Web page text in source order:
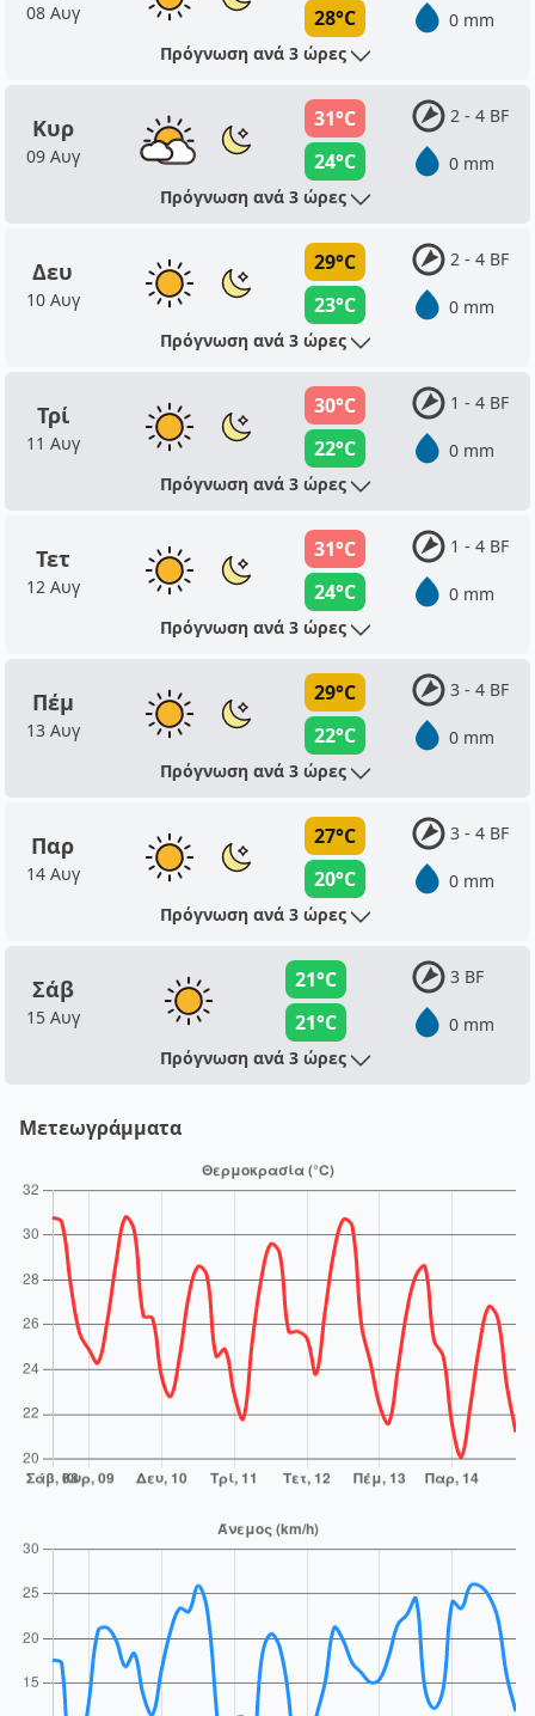
08 Αυγ
28°C
0 mm
Πρόγνωση ανά 3 ώρες
Κυρ
09 Αυγ
31°C
24°C
2 - 4 BF
0 mm
Πρόγνωση ανά 3 ώρες
Δευ
10 Αυγ
29°C
23°C
2 - 4 BF
0 mm
Πρόγνωση ανά 3 ώρες
Τρί
11 Αυγ
30°C
22°C
1 - 4 BF
0 mm
Πρόγνωση ανά 3 ώρες
Τετ
12 Αυγ
31°C
24°C
1 - 4 BF
0 mm
Πρόγνωση ανά 3 ώρες
Πέμ
13 Αυγ
29°C
22°C
3 - 4 BF
0 mm
Πρόγνωση ανά 3 ώρες
Παρ
14 Αυγ
27°C
20°C
3 - 4 BF
0 mm
Πρόγνωση ανά 3 ώρες
Σάβ
15 Αυγ
21°C
21°C
3 BF
0 mm
Πρόγνωση ανά 3 ώρες
Μετεωγράμματα